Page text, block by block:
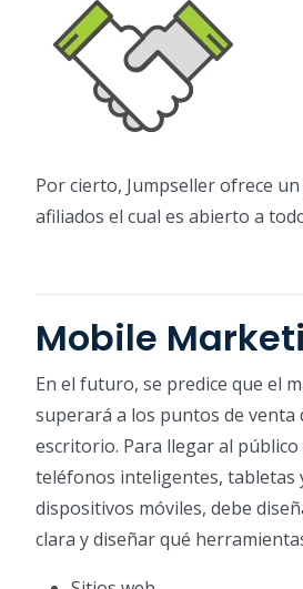
Por cierto, Jumpseller ofrece
afiliados el cual es abierto a
Mobile
En el futuro, se predice que el
superará a los puntos de venta
escritorio. Para llegar al
teléfonos inteligentes, tabletas
dispositivos móviles, debe
clara y diseñar qué